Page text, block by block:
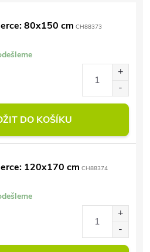
80x150 cm CH88373
DO KOŠÍKU
120x170 cm CH88374